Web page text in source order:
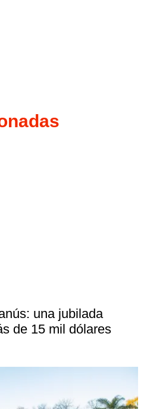
una jubilada
de 15 mil dólares